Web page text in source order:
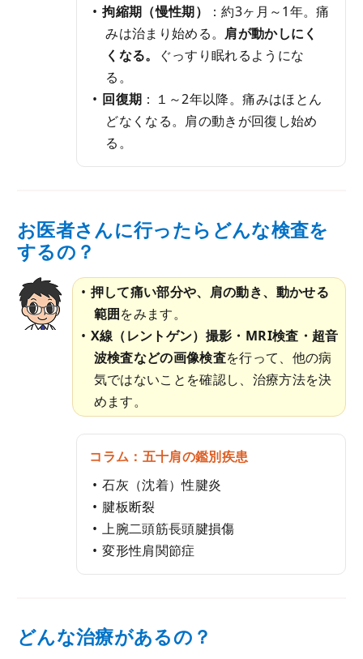
拘縮期（慢性期）
：約3ヶ月～1年。痛
みは治まり始める。 肩が動かしにく
くなる。
ぐっすり眠れるようにな
る。
回復期 ：１～2年以降。痛みはほとん
どなくなる。肩の動きが回復し始め
る。
お医者さんに行ったらどんな検査を
するの？
押して痛い部分や、肩の動き、動かせる
範囲をみます。
X線（レントゲン）撮影・MRI検査・超音
波検査などの画像検査を行って、他の病
気ではないことを確認し、治療方法を決
めます。
コラム：五十肩の鑑別疾患
石灰（沈着）性腱炎
腱板断裂
上腕二頭筋長頭腱損傷
変形性肩関節症
どんな治療があるの？